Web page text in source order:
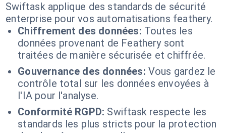
Swiftask applique des standards de sécurité
enterprise pour vos automatisations feathery.
Chiffrement des données: Toutes les
données provenant de Feathery sont
traitées de manière sécurisée et chiffrée.
Gouvernance des données: Vous gardez le
contrôle total sur les données envoyées à
l'IA pour l'analyse.
Conformité RGPD: Swiftask respecte les
standards les plus stricts pour la protection